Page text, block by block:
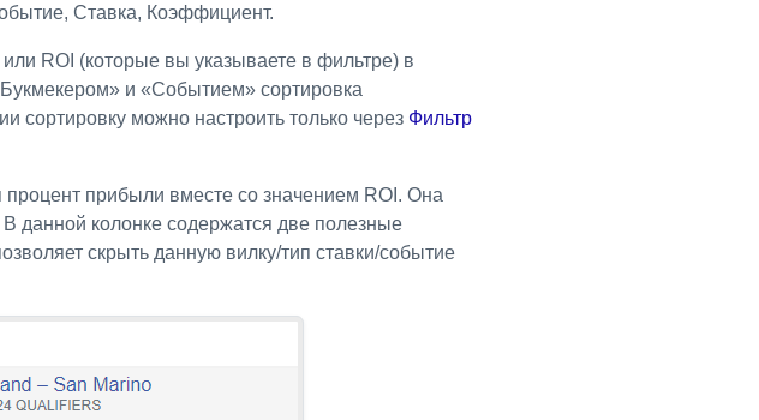
Ставка, Коэффициент.
ROI (которые вы указываете в фильтре) в
и «Событием» сортировка
сортировку можно настроить только через Фильтр
процент прибыли вместе со значением ROI. Она
данной колонке содержатся две полезные
скрыть данную вилку/тип ставки/событие